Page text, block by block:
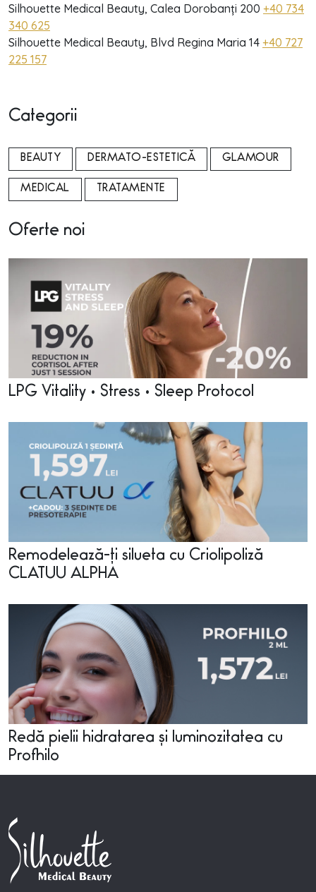
Silhouette Medical Beauty, Calea Dorobanți 200 +40 734
340 625
Silhouette Medical Beauty, Blvd Regina Maria 14 +40 727
225 157
Categorii
BEAUTY DERMATO-ESTETICĂ GLAMOUR
MEDICAL TRATAMENTE
Oferte noi
LPG Vitality • Stress • Sleep Protocol
Remodelează-ți silueta cu Criolipoliză
CLATUU ALPHA
Redă pielii hidratarea și luminozitatea cu
Profhilo